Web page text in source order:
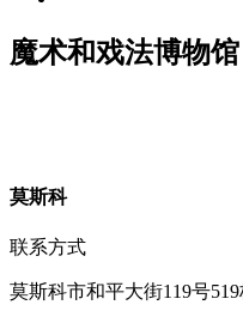
魔术和戏法博物馆
莫斯科
联系方式
莫斯科市和平大街119号519